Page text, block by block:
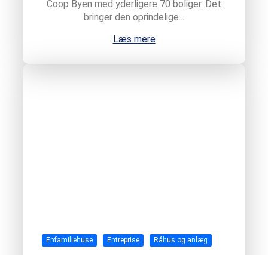
Coop Byen med yderligere 70 boliger. Det
bringer den oprindelige...
Læs mere
Enfamiliehuse Entreprise Råhus og anlæg